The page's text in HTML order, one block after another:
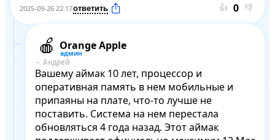
2025-09-26 22:17 👍 👎
Orange Apple
Андрей
Вашему аймак 10 лет, процессор и
оперативная память в нем мобильные и
припаяны на плате, что-то лучше не
поставить. Система на нем перестала
обновляться 4 года назад. Этот аймак